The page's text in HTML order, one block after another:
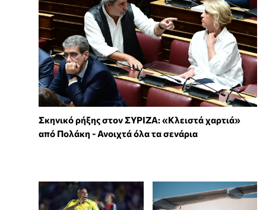
Σκηνικό ρήξης στον ΣΥΡΙΖΑ: «Κλειστά χαρτιά»
από Πολάκη - Ανοιχτά όλα τα σενάρια